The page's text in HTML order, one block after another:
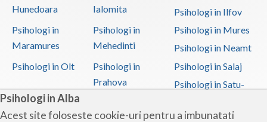
Psihologi in Alba
Acest site foloseste cookie-uri pentru a imbunatati
Hunedoara
Ialomita
Psihologi in Ilfov
Psihologi in
Maramures
Psihologi in
Mehedinti
Psihologi in Mures
Psihologi in Neamt
Psihologi in Olt
Psihologi in
Prahova
Psihologi in Salaj
Psihologi in Satu-
Psihologi in Sibiu
Psihologi in Psihologi in